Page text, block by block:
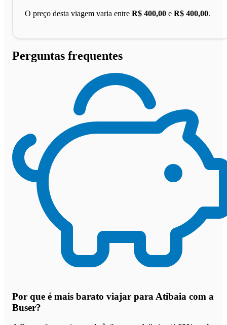
O preço desta viagem varia entre R$ 400,00 e R$ 400,00.
Perguntas frequentes
Por que é mais barato viajar para Atibaia com a
Buser?